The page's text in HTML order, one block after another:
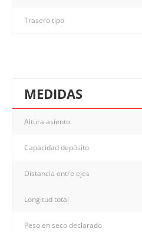
Trasero tipo
MEDIDAS
Altura asiento
Capacidad depósito
Distancia entre ejes
Longitud total
Peso en seco declarado